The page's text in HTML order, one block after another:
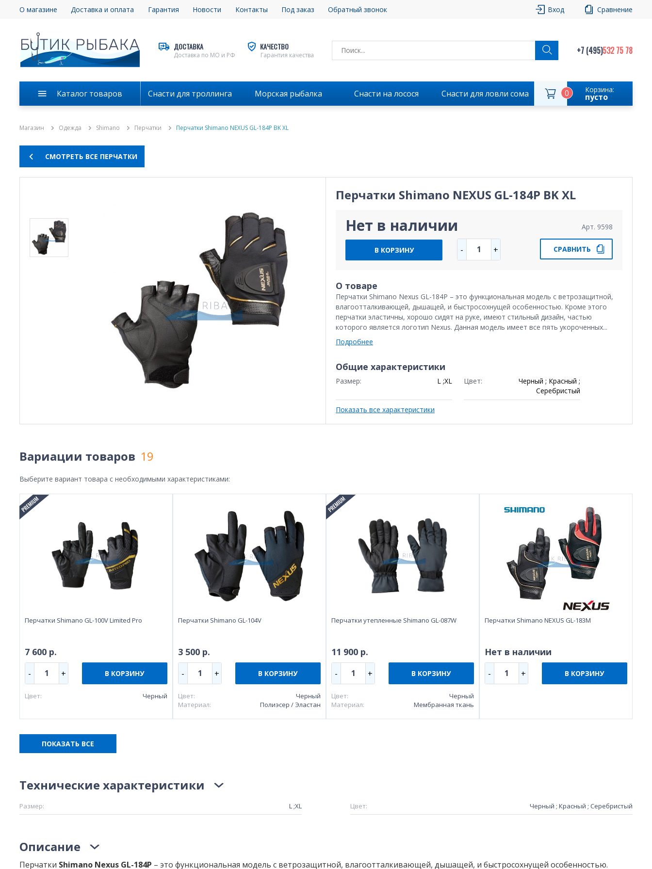
О магазине Доставка и оплата Гарантия Новости Контакты Под заказ Обратный звонок Вход Сравнение
ДОСТАВКА
Доставка по МО и РФ
КАЧЕСТВО
Гарантия качества +7 (495)532 75 78
Каталог товаров Снасти для троллинга Морская рыбалка Снасти на лосося Снасти для ловли сома Корзина:
пусто
0
Магазин Одежда Shimano Перчатки Перчатки Shimano NEXUS GL-184P BK XL
СМОТРЕТЬ ВСЕ ПЕРЧАТКИ
Перчатки Shimano NEXUS GL-184P BK XL
Нет в наличии Арт. 9598
В КОРЗИНУ - 1 + СРАВНИТЬ
О товаре
Перчатки Shimano Nexus GL-184P – это функциональная модель с ветрозащитной,
влагоотталкивающей, дышащей, и быстросохнущей особенностью. Кроме этого
перчатки эластичны, хорошо сидят на руке, имеют стильный дизайн, частью
которого является логотип Nexus. Данная модель имеет все пять укороченных...
Подробнее
Общие характеристики
Размер: L ;XL Цвет:
Черный ; Красный ;
Серебристый
Показать все характеристики
Вариации товаров 19
Выберите вариант товара с необходимыми характеристиками:
Перчатки Shimano GL-100V Limited Pro
7 600 р.
- 1 + В КОРЗИНУ
Цвет: Черный
Перчатки Shimano GL-104V
3 500 р.
- 1 + В КОРЗИНУ
Цвет:
Черный
Материал:
Полиэсер / Эластан
Перчатки утепленные Shimano GL-087W
11 900 р.
- 1 + В КОРЗИНУ
Цвет:
Черный
Материал:
Мембранная ткань
Перчатки Shimano NEXUS GL-183M
Нет в наличии
- 1 + В КОРЗИНУ
ПОКАЗАТЬ ВСЕ
Технические характеристики
Размер: L ;XL Цвет: Черный ; Красный ; Серебристый
Описание
Перчатки Shimano Nexus GL-184P – это функциональная модель с ветрозащитной, влагоотталкивающей, дышащей, и быстросохнущей особенностью.